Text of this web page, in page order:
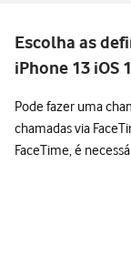
Escolha as
iPhone 13 iOS
Pode fazer uma
chamadas via
FaceTime, é